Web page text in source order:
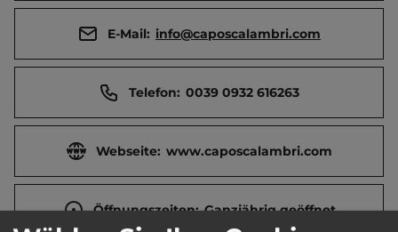
E-Mail: info@caposcalambri.com
Telefon: 0039 0932 616263
Webseite: www.caposcalambri.com
Öffnungszeiten: Ganzjährig geöffnet